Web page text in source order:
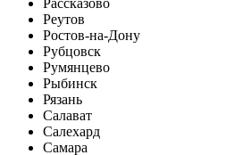
Реутов
Ростов-на-Дону
Рубцовск
Румянцево
Рыбинск
Рязань
Салават
Салехард
Самара